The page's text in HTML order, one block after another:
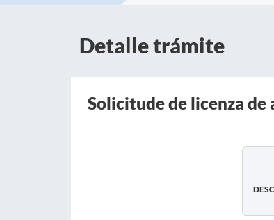
Detalle trámite
Solicitude de licenza de